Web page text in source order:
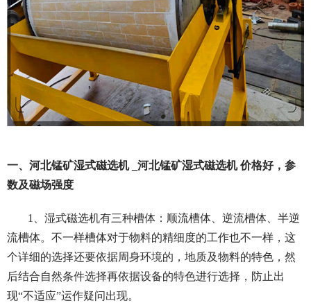
一、河北锰矿湿式磁选机 _河北锰矿湿式磁选机 价格好，参
数及磁场强度
1、湿式磁选机有三种槽体：顺流槽体、逆流槽体、半逆
流槽体。不一样槽体对于物料的精细度的工作也不一样，这
个详细的选择还要依据周身环境的，地质及物料的特色，然
后结合自然条件选择再依据设备的特色进行选择，防止出
现“不适应”运作疑问出现。